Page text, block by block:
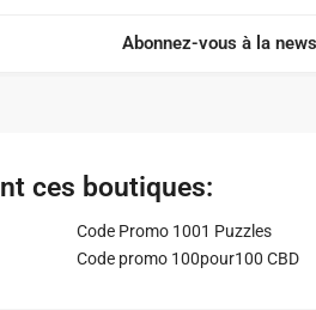
Abonnez-vous à la
ces boutiques:
Code Promo 1001 Puzzles
Code promo 100pour100 CBD